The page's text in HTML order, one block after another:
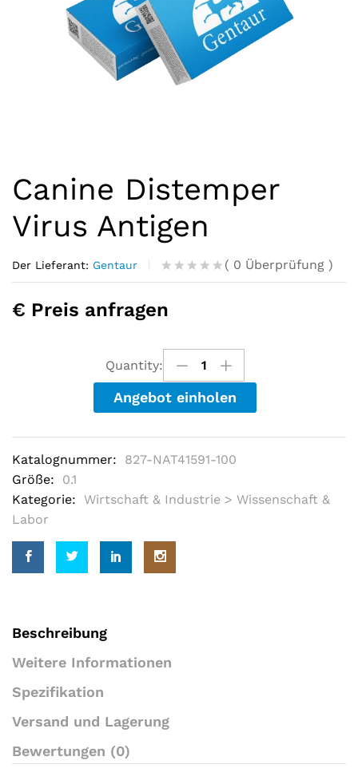
Canine Distemper
Virus Antigen
Der Lieferant: Gentaur
R
t
o
u
t
o
f
5
a
e
n
0
s
t
o
m
n
( 0 Überprüfung )
€ Preis anfragen
Quantity:
Angebot einholen
Katalognummer:
827-NAT41591-100
Größe:
0.1
Kategorie:
Wirtschaft & Industrie > Wissenschaft &
Labor
Beschreibung
Weitere Informationen
Spezifikation
Versand und Lagerung
Bewertungen (0)